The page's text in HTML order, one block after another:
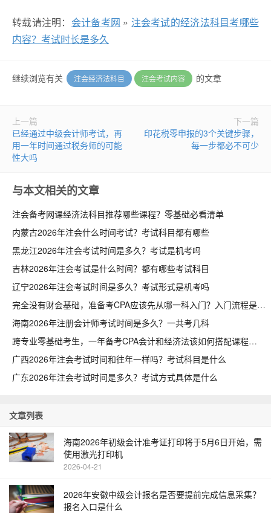
转载请注明： 会计备考网 » 注会考试的经济法科目考哪些
内容？考试时长是多久
继续浏览有关 注会经济法科目 注会考试内容 的文章
上一篇
已经通过中级会计师考试，再
用一年时间通过税务师的可能
性大吗
下一篇
印花税零申报的3个关键步骤，
每一步都必不可少
与本文相关的文章
注会备考网课经济法科目推荐哪些课程？零基础必看清单
内蒙古2026年注会什么时间考试？考试科目都有哪些
黑龙江2026年注会考试时间是多久？考试是机考吗
吉林2026年注会考试是什么时间？都有哪些考试科目
辽宁2026年注会考试时间是多久？考试形式是机考吗
完全没有财会基础，准备考CPA应该先从哪一科入门？入门流程是什么
海南2026年注册会计师考试时间是多久？一共考几科
跨专业零基础考生，一年备考CPA会计和经济法该如何搭配课程
广西2026年注会考试时间和往年一样吗？考试科目是什么
广东2026年注会考试时间是多久？考试方式具体是什么
文章列表
海南2026年初级会计准考证打印将于5月6日开始，需
使用激光打印机
2026-04-21
2026年安徽中级会计报名是否要提前完成信息采集？
报名入口是什么